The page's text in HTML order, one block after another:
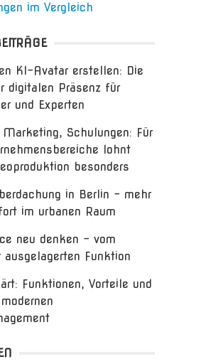
im Vergleich
KI-Avatar erstellen: Die
digitalen Präsenz für
und Experten
Marketing, Schulungen: Für
lohnt
besonders
in Berlin – mehr
im urbanen Raum
neu denken – vom
ausgelagerten Funktion
Funktionen, Vorteile und